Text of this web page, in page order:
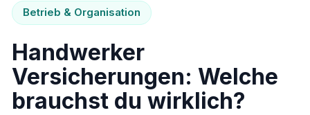
Betrieb & Organisation
Handwerker
Versicherungen: Welche
brauchst du wirklich?